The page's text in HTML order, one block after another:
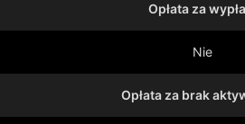
Opłata za
Nie
Opłata za brak